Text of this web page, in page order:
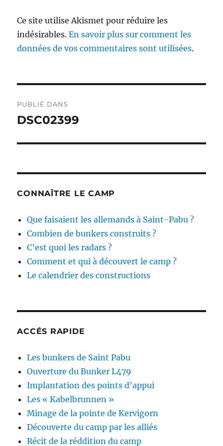
Ce site utilise Akismet pour réduire les
indésirables.En savoir plus sur comment les
données de vos commentaires sont utilisées.
de
PUBLIÉ DANS
DSC02399
CONNAÎTRE LE CAMP
Que faisaient les allemands à Saint-Pabu ?
Combien de bunkers construits ?
C’est quoi les radars ?
Comment et qui à découvert le camp ?
Le calendrier des constructions
ACCÉS RAPIDE
Les bunkers de Saint Pabu
Ouverture du Bunker L479
Implantation des points d’appui
Les « Kabelbrunnen »
Minage de la pointe de Kervigorn
Découverte du camp par les alliés
Récit de la réddition du camp